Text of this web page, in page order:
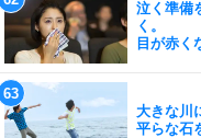
泣く準備
く。
目が赤く
大きな川
平らな石